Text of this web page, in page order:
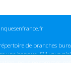
de branches
une banque. S'il vous